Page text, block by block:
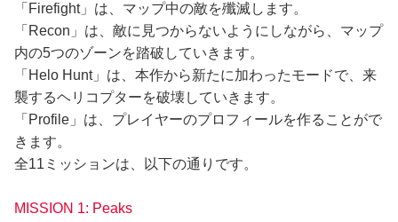
「Firefight」は、マップ中の敵を殲滅します。
「Recon」は、敵に見つからないようにしながら、マップ
内の5つのゾーンを踏破していきます。
「Helo Hunt」は、本作から新たに加わったモードで、来
襲するヘリコプターを破壊していきます。
「Profile」は、プレイヤーのプロフィールを作ることがで
きます。
全11ミッションは、以下の通りです。
MISSION 1: Peaks